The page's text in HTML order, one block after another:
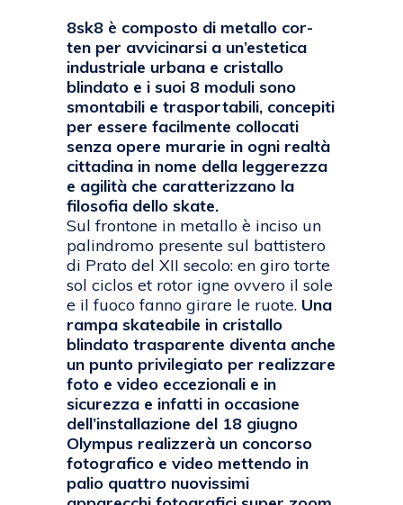
8sk8 è composto di metallo cor-
ten per avvicinarsi a un’estetica
industriale urbana e cristallo
blindato e i suoi 8 moduli sono
smontabili e trasportabili, concepiti
per essere facilmente collocati
senza opere murarie in ogni realtà
cittadina in nome della leggerezza
e agilità che caratterizzano la
filosofia dello skate.
Sul frontone in metallo è inciso un
palindromo presente sul battistero
di Prato del XII secolo: en giro torte
sol ciclos et rotor igne ovvero il sole
e il fuoco fanno girare le ruote. Una
rampa skateabile in cristallo
blindato trasparente diventa anche
un punto privilegiato per realizzare
foto e video eccezionali e in
sicurezza e infatti in occasione
dell’installazione del 18 giugno
Olympus realizzerà un concorso
fotografico e video mettendo in
palio quattro nuovissimi